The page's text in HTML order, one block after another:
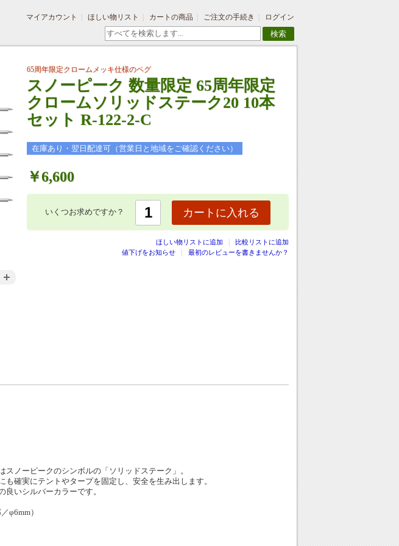
マイアカウント ほしい物リスト カートの商品 ご注文の手続き ログイン
検索
65周年限定クロームメッキ仕様のペグ
スノーピーク 数量限定 65周年限定
クロームソリッドステーク20 10本
セット R-122-2-C
在庫あり・翌日配達可（営業日と地域をご確認ください）
￥6,600
いくつお求めですか？ カートに入れる
ほしい物リストに追加
比較リストに追加
最初のレビューを書きませんか？
値下げをお知らせ
スノーピークのシンボルの「ソリッドステーク」。
確実にテントやタープを固定し、安全を生み出します。
いシルバーカラーです。
φ6mm）